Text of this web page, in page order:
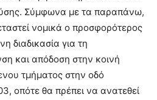
Σύμφωνα με τα παραπάνω,
νομικά ο προσφορότερος
διαδικασία για τη
και απόδοση στην κοινή
τμήματος στην οδό
οπότε θα πρέπει να ανατεθεί